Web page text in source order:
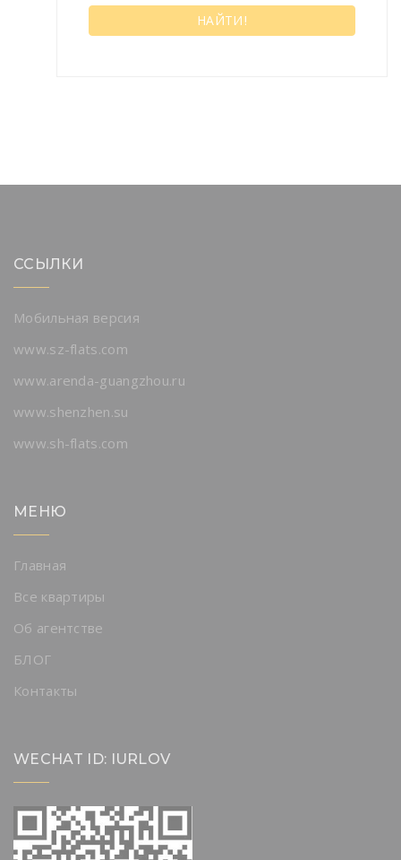
НАЙТИ!
ССЫЛКИ
Мобильная версия
www.sz-flats.com
www.arenda-guangzhou.ru
www.shenzhen.su
www.sh-flats.com
МЕНЮ
Главная
Все квартиры
Об агентстве
БЛОГ
Контакты
WECHAT ID: IURLOV